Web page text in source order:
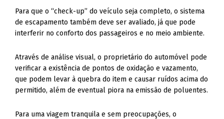
Para que o “check-up” do veículo seja completo, o sistema
de escapamento também deve ser avaliado, já que pode
interferir no conforto dos passageiros e no meio ambiente.
Através de análise visual, o proprietário do automóvel pode
verificar a existência de pontos de oxidação e vazamento,
que podem levar à quebra do item e causar ruídos acima do
permitido, além de eventual piora na emissão de poluentes.
Para uma viagem tranquila e sem preocupações, o